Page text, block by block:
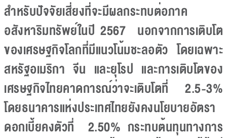
สำหรับปัจจัยเสี่ยงที่จะมีผลกระทบต่อภาค
อสังหาริมทรัพย์ในปี 2567 นอกจากการเติบโต
ของเศรษฐกิจโลกที่มีแนวโน้มชะลอตัว โดยเฉพาะ
สหรัฐอเมริกา จีน และยุโรป และการเติบโตของ
เศรษฐกิจไทยคาดการณ์ว่าจะเติบโตที่ 2.5-3%
โดยธนาคารแห่งประเทศไทยยังคงนโยบายอัตรา
ดอกเบี้ยคงตัวที่ 2.50% กระทบต้นทุนทางการ